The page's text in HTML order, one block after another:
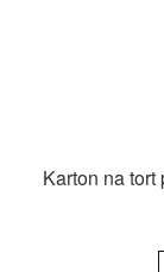
Karton na tort